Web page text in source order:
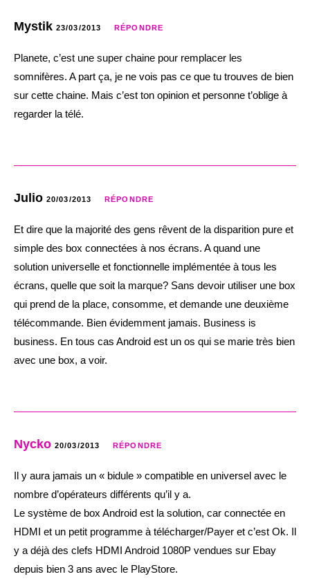
Mystik 23/03/2013 RÉPONDRE
Planete, c’est une super chaine pour remplacer les
somnifères. A part ça, je ne vois pas ce que tu trouves de bien
sur cette chaine. Mais c’est ton opinion et personne t’oblige à
regarder la télé.
Julio 20/03/2013 RÉPONDRE
Et dire que la majorité des gens rêvent de la disparition pure et
simple des box connectées à nos écrans. A quand une
solution universelle et fonctionnelle implémentée à tous les
écrans, quelle que soit la marque? Sans devoir utiliser une box
qui prend de la place, consomme, et demande une deuxième
télécommande. Bien évidemment jamais. Business is
business. En tous cas Android est un os qui se marie très bien
avec une box, a voir.
Nycko 20/03/2013 RÉPONDRE
Il y aura jamais un « bidule » compatible en universel avec le
nombre d’opérateurs différents qu’il y a.
Le système de box Android est la solution, car connectée en
HDMI et un petit programme à télécharger/Payer et c’est Ok. Il
y a déjà des clefs HDMI Android 1080P vendues sur Ebay
depuis bien 3 ans avec le PlayStore.